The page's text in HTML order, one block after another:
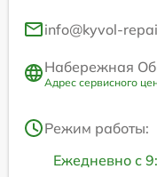
info@kyvol-
Набережная
Адрес сервисного
Режим работы:
Ежедневно с